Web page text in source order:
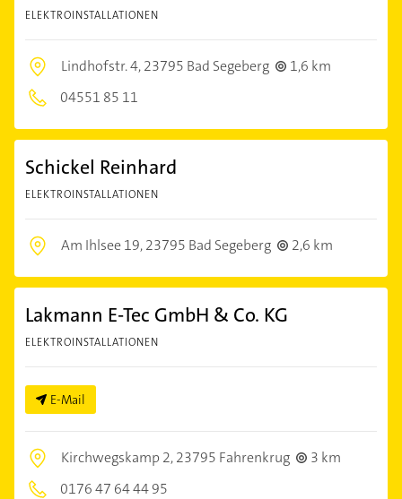
ELEKTROINSTALLATIONEN
Lindhofstr. 4,23795 Bad Segeberg
1,6 km
04551 85 11
Schickel Reinhard
ELEKTROINSTALLATIONEN
Am Ihlsee 19,23795 Bad Segeberg 2,6 km
Lakmann E-Tec GmbH & Co. KG
ELEKTROINSTALLATIONEN
E-Mail
Kirchwegskamp 2,23795 Fahrenkrug
3 km
0176 47 64 44 95